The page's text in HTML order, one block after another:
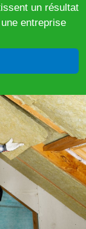
un résultat
entreprise